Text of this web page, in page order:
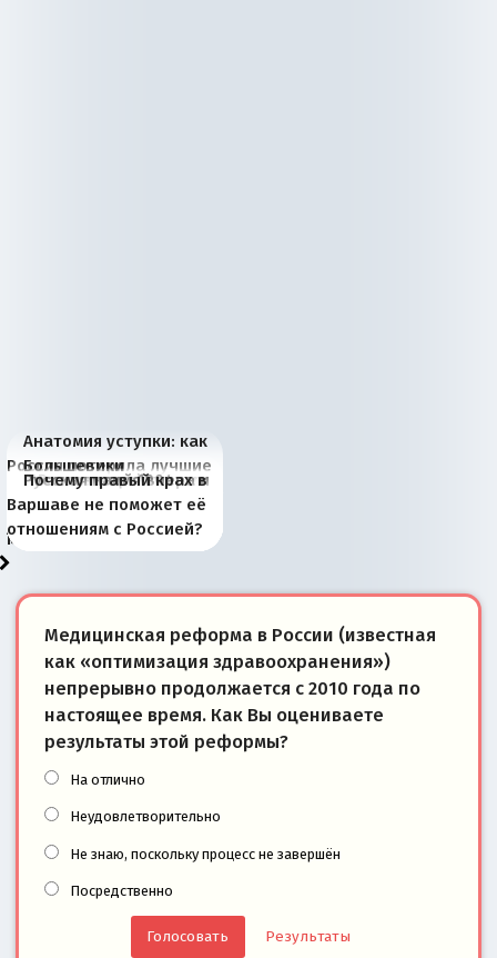
Анатомия уступки: как
Россия потеряла лучшие
рыбопромысловые
районы Баренцева
моря
Большевики
отличаются от «Яблока»
тем, что они -
победители
Киевская марионетка
Запада рассказала о
«переобувании» хозяев
В России назрели
перемены: 15 шагов к
суверенной экономике
Миграционный пожар
Европы
Россия начинает
сбрасывать балласт
Анкориджа
Россия зимой 1904
года: первые уступки во
внутренней политике
Русская нация вчера и
сегодня
Почему правый крах в
Варшаве не поможет её
отношениям с Россией?
Медицинская реформа в России (известная
как «оптимизация здравоохранения»)
непрерывно продолжается с 2010 года по
настоящее время. Как Вы оцениваете
результаты этой реформы?
На отлично
Неудовлетворительно
Не знаю, поскольку процесс не завершён
Посредственно
Результаты